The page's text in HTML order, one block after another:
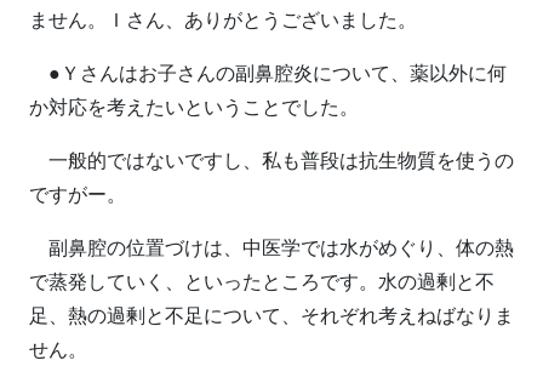
ません。Ｉさん、ありがとうございました。
●Ｙさんはお子さんの副鼻腔炎について、薬以外に何
か対応を考えたいということでした。
一般的ではないですし、私も普段は抗生物質を使うの
ですがー。
副鼻腔の位置づけは、中医学では水がめぐり、体の熱
で蒸発していく、といったところです。水の過剰と不
足、熱の過剰と不足について、それぞれ考えねばなりま
せん。